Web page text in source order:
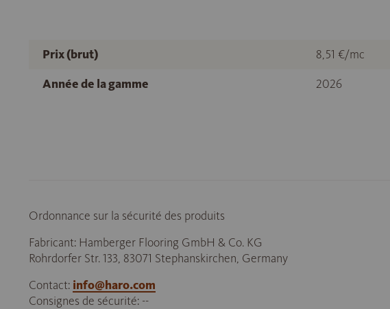
Prix (brut)
8,51 €/mc
Année de la gamme
2026
Ordonnance sur la sécurité des produits
Fabricant: Hamberger Flooring GmbH & Co. KG
Rohrdorfer Str. 133, 83071 Stephanskirchen, Germany
Contact: info@haro.com
Consignes de sécurité: --